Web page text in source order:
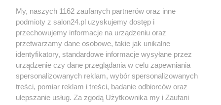
Społeczeństwo
Kultura
X Facebook Instagram Youtube
My, naszych 1162 zaufanych partnerów oraz inne
podmioty z salon24.pl uzyskujemy dostęp i
przechowujemy informacje na urządzeniu oraz
przetwarzamy dane osobowe, takie jak unikalne
identyfikatory, standardowe informacje wysyłane przez
urządzenie czy dane przeglądania w celu zapewniania
spersonalizowanych reklam, wybór spersonalizowanych
treści, pomiar reklam i treści, badanie odbiorców oraz
ulepszanie usług. Za zgodą Użytkownika my i Zaufani